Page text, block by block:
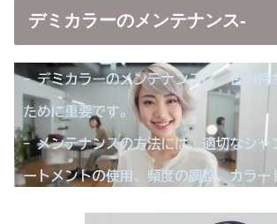
デミカラーのメンテナンス-